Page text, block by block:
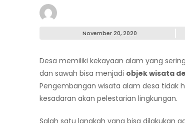
November 20, 2020
Desa memiliki kekayaan alam yang
dan sawah bisa menjadi objek wisata
Pengembangan wisata alam desa tidak
kesadaran akan pelestarian lingkungan.
Salah satu langkah yang bisa dilakukan